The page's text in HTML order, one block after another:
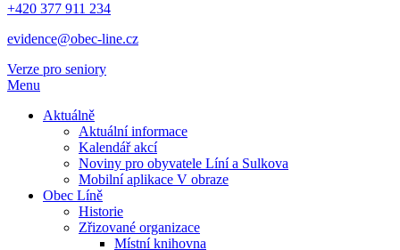
+420 377 911 234
evidence@obec-line.cz
Verze pro seniory
Menu
Aktuálně
Aktuální informace
Kalendář akcí
Noviny pro obyvatele Líní a Sulkova
Mobilní aplikace V obraze
Obec Líně
Historie
Zřizované organizace
Místní knihovna